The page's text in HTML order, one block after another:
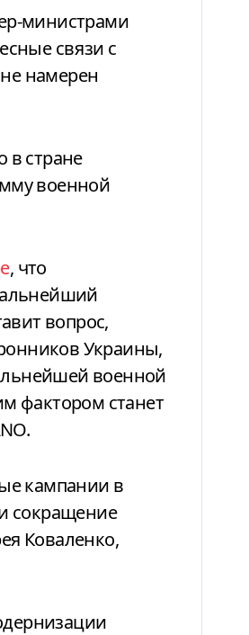
министрами
связи с
намерен
в стране
военной
, что
вопрос,
Украины,
военной
фактором станет
кампании в
сокращение
Коваленко,